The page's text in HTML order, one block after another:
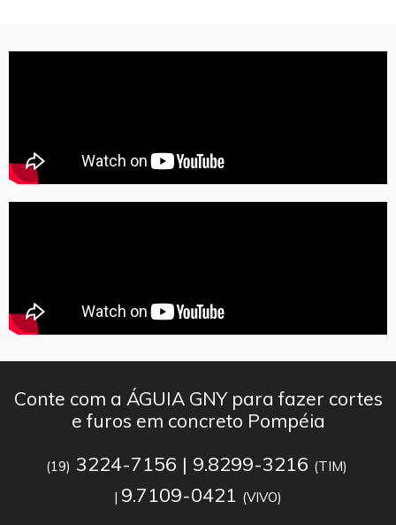
Conte com a ÁGUIA GNY para fazer cortes
e furos em concreto Pompéia
(19) 3224-7156 | 9.8299-3216 (TIM)
| 9.7109-0421 (VIVO)